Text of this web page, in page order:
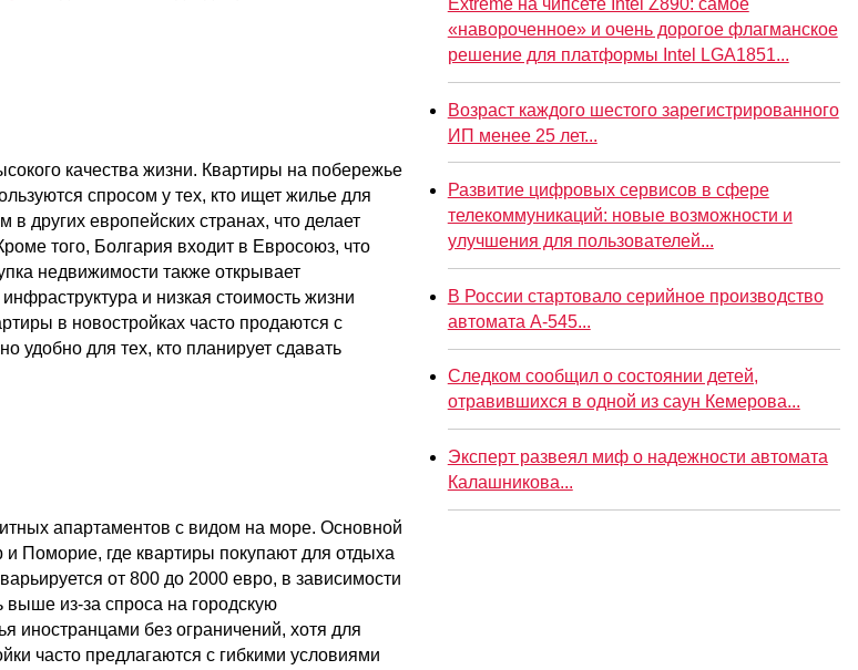
качества жизни. Квартиры на побережье
спросом у тех, кто ищет жилье для
других европейских странах, что делает
того, Болгария входит в Евросоюз, что
недвижимости также открывает
и низкая стоимость жизни
в новостройках часто продаются с
удобно для тех, кто планирует сдавать
апартаментов с видом на море. Основной
и Поморие, где квартиры покупают для отдыха
от 800 до 2000 евро, в зависимости
из-за спроса на городскую
иностранцами без ограничений, хотя для
часто предлагаются с гибкими условиями
Extreme на чипсете Intel Z890: самое
«навороченное» и очень дорогое флагманское
решение для платформы Intel LGA1851...
Возраст каждого шестого зарегистрированного
ИП менее 25 лет...
Развитие цифровых сервисов в сфере
телекоммуникаций: новые возможности и
улучшения для пользователей...
В России стартовало серийное производство
автомата А-545...
Следком сообщил о состоянии детей,
отравившихся в одной из саун Кемерова...
Эксперт развеял миф о надежности автомата
Калашникова...